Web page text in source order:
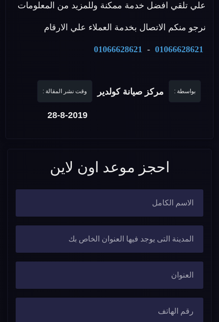
علي تلقي افضل خدمة ممكنة وللمزيد من المعلومات
نرجو منكم الاتصال بخدمة العملاء علي الارقام
01066628621
-
01066628621
بواسطة : مركز صيانة كولدير وقت نشر المقالة :
28-8-2019
احجز موعد اون لاين